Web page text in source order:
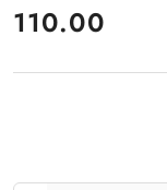
cena:
110.00